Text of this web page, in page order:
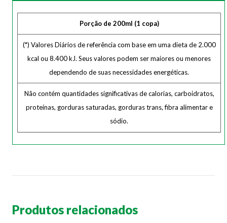
Porção de 200ml (1 copa)
(*) Valores Diários de referência com base em uma dieta de 2.000
kcal ou 8.400 kJ. Seus valores podem ser maiores ou menores
dependendo de suas necessidades energéticas.
Não contém quantidades significativas de calorias, carboidratos,
proteínas, gorduras saturadas, gorduras trans, fibra alimentar e
sódio.
Produtos relacionados